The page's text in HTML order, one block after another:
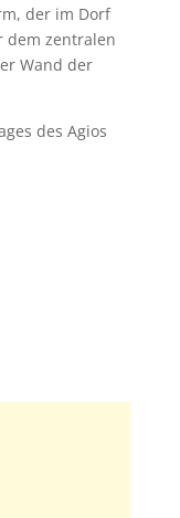
der im Dorf
dem zentralen
Wand der
des Agios